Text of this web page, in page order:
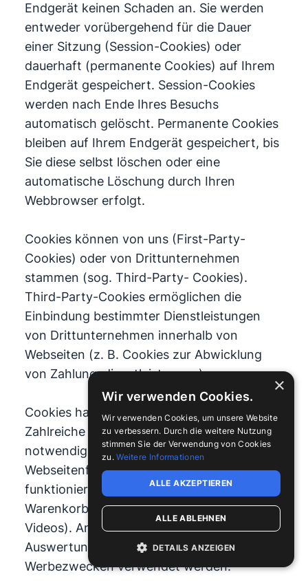
Endgerät keinen Schaden an. Sie werden
entweder vorübergehend für die Dauer
einer Sitzung (Session-Cookies) oder
dauerhaft (permanente Cookies) auf Ihrem
Endgerät gespeichert. Session-Cookies
werden nach Ende Ihres Besuchs
automatisch gelöscht. Permanente Cookies
bleiben auf Ihrem Endgerät gespeichert, bis
Sie diese selbst löschen oder eine
automatische Löschung durch Ihren
Webbrowser erfolgt.
Cookies können von uns (First-Party-
Cookies) oder von Drittunternehmen
stammen (sog. Third-Party- Cookies).
Third-Party-Cookies ermöglichen die
Einbindung bestimmter Dienstleistungen
von Drittunternehmen innerhalb von
Webseiten (z. B. Cookies zur Abwicklung
von Zahlungsdienstleistungen).
Cookies haben verschiedene Funktionen.
Zahlreiche Cookies sind technisch
notwendig, da bestimmte
Webseitenfunktionen ohne diese nicht
funktionieren würden (z. B. die
Warenkorbfunktion oder die Anzeige von
Videos). Andere Cookies können zur
Auswertung des Nutzerverhaltens oder zu
Werbezwecken verwendet werden.
×
Wir verwenden Cookies.
Wir verwenden Cookies, um unsere Website
zu verbessern. Durch die weitere Nutzung
stimmen Sie der Verwendung von Cookies
zu.Weitere Informationen
ALLE AKZEPTIEREN
ALLE ABLEHNEN
DETAILS ANZEIGEN